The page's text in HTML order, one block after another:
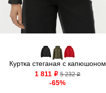
Куртка стеганая с капюшоном
1 811 o 5 232o
-65%